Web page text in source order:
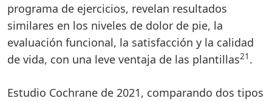
programa de ejercicios, revelan resultados
similares en los niveles de dolor de pie, la
evaluación funcional, la satisfacción y la calidad
de vida, con una leve ventaja de las plantillas21 .
Estudio Cochrane de 2021, comparando dos tipos